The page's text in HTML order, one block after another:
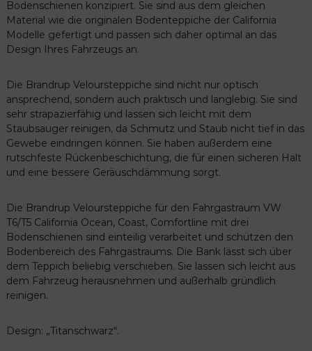
Bodenschienen konzipiert. Sie sind aus dem gleichen
Material wie die originalen Bodenteppiche der California
Modelle gefertigt und passen sich daher optimal an das
Design Ihres Fahrzeugs an.
Die Brandrup Veloursteppiche sind nicht nur optisch
ansprechend, sondern auch praktisch und langlebig. Sie sind
sehr strapazierfähig und lassen sich leicht mit dem
Staubsauger reinigen, da Schmutz und Staub nicht tief in das
Gewebe eindringen können. Sie haben außerdem eine
rutschfeste Rückenbeschichtung, die für einen sicheren Halt
und eine bessere Geräuschdämmung sorgt.
Die Brandrup Veloursteppiche für den Fahrgastraum VW
T6/T5 California Ocean, Coast, Comfortline mit drei
Bodenschienen sind einteilig verarbeitet und schützen den
Bodenbereich des Fahrgastraums. Die Bank lässt sich über
dem Teppich beliebig verschieben. Sie lassen sich leicht aus
dem Fahrzeug herausnehmen und außerhalb gründlich
reinigen.
Design: „Titanschwarz“.